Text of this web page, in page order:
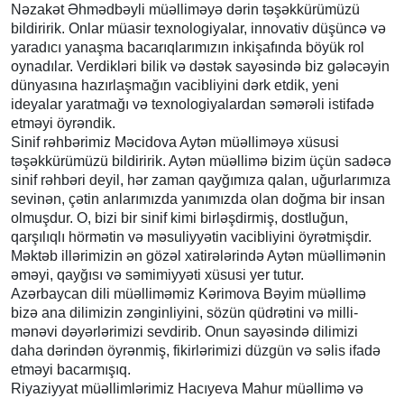
Nəzakət Əhmədbəyli müəlliməyə dərin təşəkkürümüzü
bildiririk. Onlar müasir texnologiyalar, innovativ düşüncə və
yaradıcı yanaşma bacarıqlarımızın inkişafında böyük rol
oynadılar. Verdikləri bilik və dəstək sayəsində biz gələcəyin
dünyasına hazırlaşmağın vacibliyini dərk etdik, yeni
ideyalar yaratmağı və texnologiyalardan səmərəli istifadə
etməyi öyrəndik.
Sinif rəhbərimiz Məcidova Aytən müəlliməyə xüsusi
təşəkkürümüzü bildiririk. Aytən müəllimə bizim üçün sadəcə
sinif rəhbəri deyil, hər zaman qayğımıza qalan, uğurlarımıza
sevinən, çətin anlarımızda yanımızda olan doğma bir insan
olmuşdur. O, bizi bir sinif kimi birləşdirmiş, dostluğun,
qarşılıqlı hörmətin və məsuliyyətin vacibliyini öyrətmişdir.
Məktəb illərimizin ən gözəl xatirələrində Aytən müəllimənin
əməyi, qayğısı və səmimiyyəti xüsusi yer tutur.
Azərbaycan dili müəlliməmiz Kərimova Bəyim müəllimə
bizə ana dilimizin zənginliyini, sözün qüdrətini və milli-
mənəvi dəyərlərimizi sevdirib. Onun sayəsində dilimizi
daha dərindən öyrənmiş, fikirlərimizi düzgün və səlis ifadə
etməyi bacarmışıq.
Riyaziyyat müəllimlərimiz Hacıyeva Mahur müəllimə və